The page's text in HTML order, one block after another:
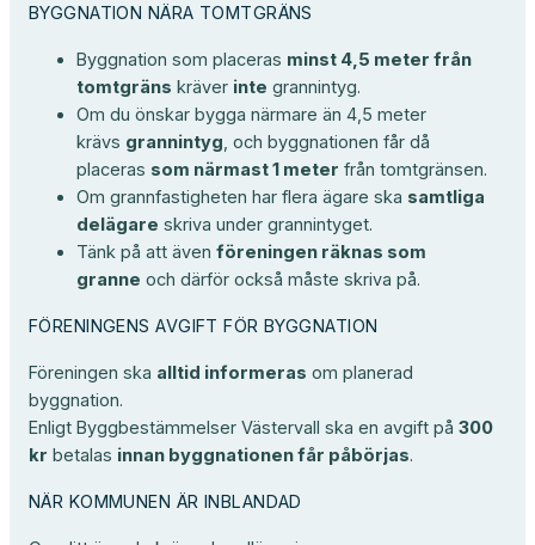
BYGGNATION NÄRA TOMTGRÄNS
Byggnation som placeras minst 4,5 meter från
tomtgräns kräver inte grannintyg.
Om du önskar bygga närmare än 4,5 meter
krävs grannintyg, och byggnationen får då
placeras som närmast 1 meter från tomtgränsen.
Om grannfastigheten har flera ägare ska samtliga
delägare skriva under grannintyget.
Tänk på att även föreningen räknas som
granne och därför också måste skriva på.
FÖRENINGENS AVGIFT FÖR BYGGNATION
Föreningen ska alltid informeras om planerad
byggnation.
Enligt Byggbestämmelser Västervall ska en avgift på 300
kr betalas innan byggnationen får påbörjas.
NÄR KOMMUNEN ÄR INBLANDAD